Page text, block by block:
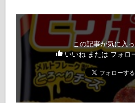
この記事が気に入
いいね または フォロ